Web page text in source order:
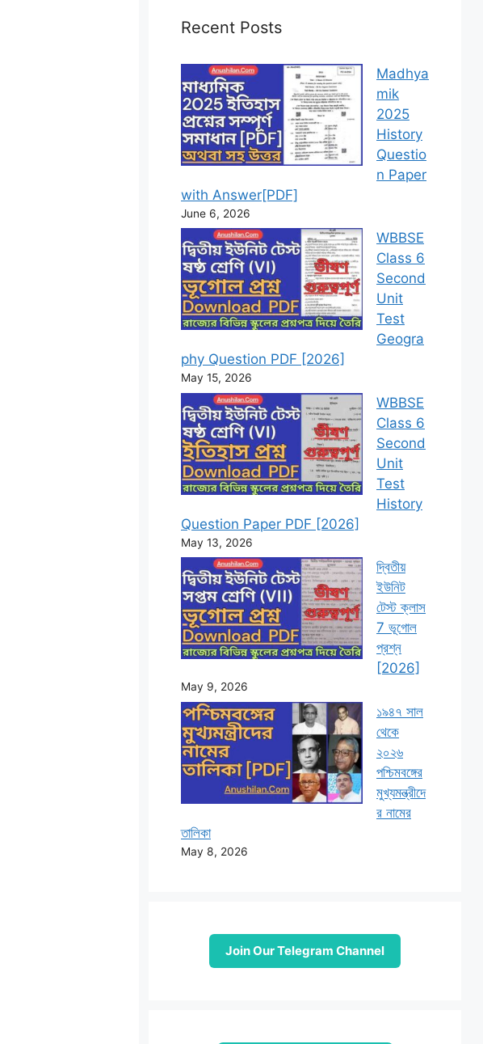
Recent Posts
Madhya
mik
2025
History
Questio
n Paper
with Answer[PDF]
June 6, 2026
WBBSE
Class 6
Second
Unit
Test
Geogra
phy Question PDF [2026]
May 15, 2026
WBBSE
Class 6
Second
Unit
Test
History
Question Paper PDF [2026]
May 13, 2026
দ্বিতীয়
ইউনিট
টেস্ট ক্লাস
7 ভূগোল
প্রশ্ন
[2026]
May 9, 2026
১৯৪৭ সাল
থেকে
২০২৬
পশ্চিমবঙ্গের
মুখ্যমন্ত্রীদে
র নামের
তালিকা
May 8, 2026
Join Our Telegram Channel